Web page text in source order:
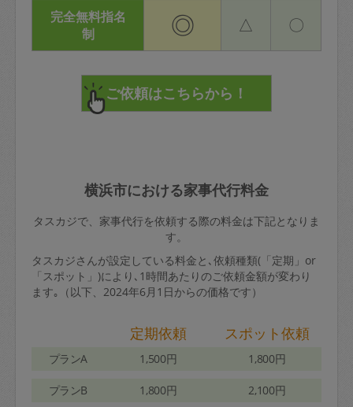
完全無料指名
制
◎ △ 〇
横浜市における家事代行料金
タスカジで、家事代行を依頼する際の料金は下記となりま
す。
タスカジさんが設定している料金と､依頼種類(「定期」or
「スポット」)により､1時間あたりのご依頼金額が変わり
ます｡（以下、2024年6月1日からの価格です）
定期依頼 スポット依頼
プランA 1,500円 1,800円
プランB 1,800円 2,100円